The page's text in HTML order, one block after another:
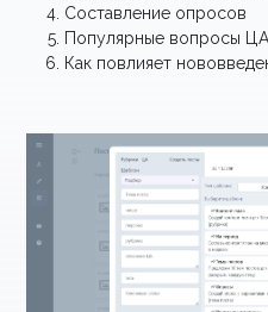
Составление опросов
Популярные вопросы
Как повлияет